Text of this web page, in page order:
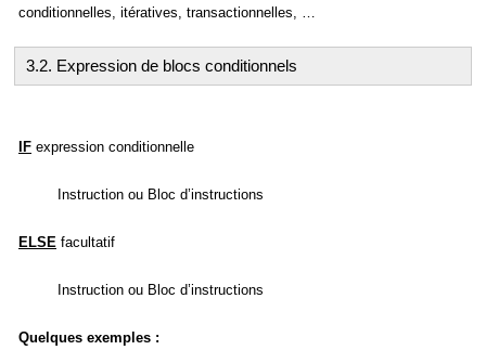
conditionnelles, itératives, transactionnelles, …
3.2. Expression de blocs conditionnels
IF expression conditionnelle
Instruction ou Bloc d’instructions
ELSE facultatif
Instruction ou Bloc d’instructions
Quelques exemples :